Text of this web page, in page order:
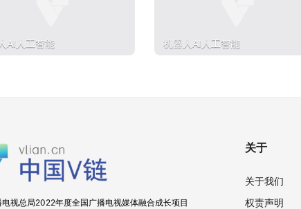
AI人工智能 机器人AI人工智能
电视总局2022年度全国广播电视媒体融合成长项目
关于
关于我们
权责声明